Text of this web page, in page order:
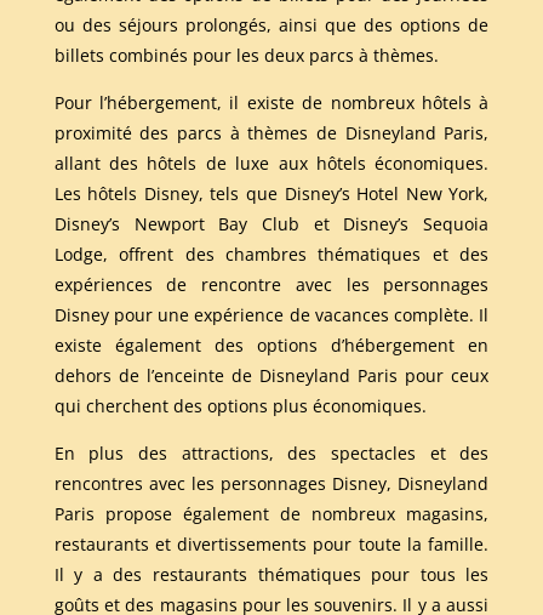
ou des séjours prolongés, ainsi que des options de
billets combinés pour les deux parcs à thèmes.
Pour l’hébergement, il existe de nombreux hôtels à
proximité des parcs à thèmes de Disneyland Paris,
allant des hôtels de luxe aux hôtels économiques.
Les hôtels Disney, tels que Disney’s Hotel New York,
Disney’s Newport Bay Club et Disney’s Sequoia
Lodge, offrent des chambres thématiques et des
expériences de rencontre avec les personnages
Disney pour une expérience de vacances complète. Il
existe également des options d’hébergement en
dehors de l’enceinte de Disneyland Paris pour ceux
qui cherchent des options plus économiques.
En plus des attractions, des spectacles et des
rencontres avec les personnages Disney, Disneyland
Paris propose également de nombreux magasins,
restaurants et divertissements pour toute la famille.
Il y a des restaurants thématiques pour tous les
goûts et des magasins pour les souvenirs. Il y a aussi